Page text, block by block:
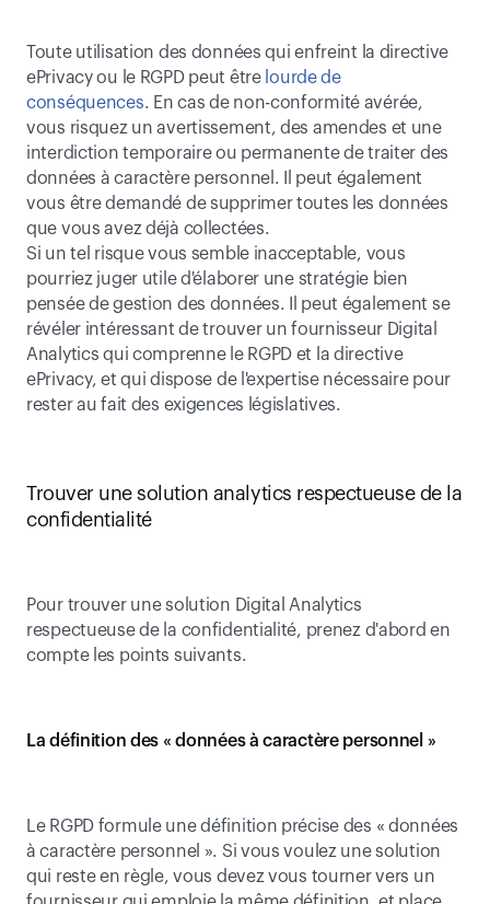
Toute utilisation des données qui enfreint la directive
ePrivacy ou le RGPD peut être lourde de
conséquences. En cas de non-conformité avérée,
vous risquez un avertissement, des amendes et une
interdiction temporaire ou permanente de traiter des
données à caractère personnel. Il peut également
vous être demandé de supprimer toutes les données
que vous avez déjà collectées.
Si un tel risque vous semble inacceptable, vous
pourriez juger utile d'élaborer une stratégie bien
pensée de gestion des données. Il peut également se
révéler intéressant de trouver un fournisseur Digital
Analytics qui comprenne le RGPD et la directive
ePrivacy, et qui dispose de l'expertise nécessaire pour
rester au fait des exigences législatives.
Trouver une solution analytics respectueuse de la
confidentialité
Pour trouver une solution Digital Analytics
respectueuse de la confidentialité, prenez d'abord en
compte les points suivants.
La définition des « données à caractère personnel »
Le RGPD formule une définition précise des « données
à caractère personnel ». Si vous voulez une solution
qui reste en règle, vous devez vous tourner vers un